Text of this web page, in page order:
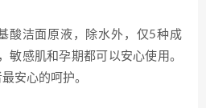
酸洁面原液，除水外，仅5种成
敏感肌和孕期都可以安心使用。
安心的呵护。